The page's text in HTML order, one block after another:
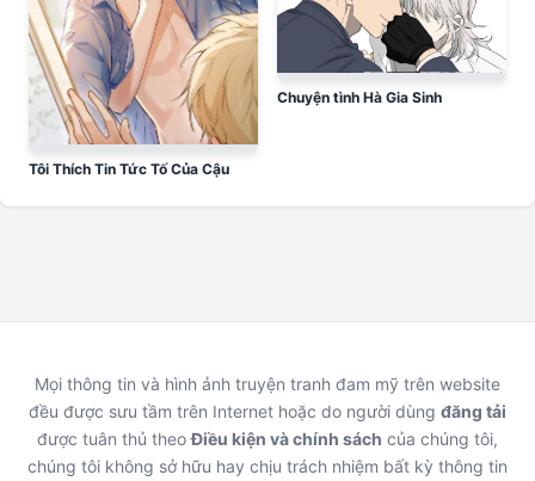
Tôi Thích Tin Tức Tố Của Cậu
Chuyện tình Hà Gia Sinh
Mọi thông tin và hình ảnh truyện tranh đam mỹ trên website
đều được sưu tầm trên Internet hoặc do người dùng đăng tải
được tuân thủ theoĐiều kiện và chính sách của chúng tôi,
chúng tôi không sở hữu hay chịu trách nhiệm bất kỳ thông tin